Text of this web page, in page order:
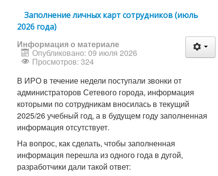
Заполнение личных карт сотрудников (июль
2026 года)
Информация о материале
Опубликовано: 09 июля 2026
Просмотров: 324
В ИРО в течение недели поступали звонки от
администраторов Сетевого города, информация
которыми по сотрудникам вносилась в текущий
2025/26 учебный год, а в будущем году заполненная
информация отсутствует.
На вопрос, как сделать, чтобы заполненная
информация перешла из одного года в дугой,
разработчики дали такой ответ: